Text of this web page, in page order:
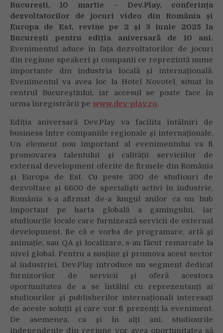
video
la
ediția
aniversară
a
Dev.Play
București, 10 martie – Dev.Play, conferința
dezvoltatorilor de jocuri video din România și
Europa de Est, revine pe 2 și 3 iunie 2025 la
București pentru ediția aniversară de 10 ani.
Evenimentul aduce în fața dezvoltatorilor de jocuri
din regiune speakeri și companii ce reprezintă nume
importante din industria locală și internațională.
Evenimentul va avea loc la Hotel Novotel, situat în
centrul Bucureștiului, iar accesul se poate face în
urma înregistrării pe www.dev-play.ro.
Ediția aniversară Dev.Play va facilita întâlniri de
business între companiile regionale și internaționale.
Un element nou important al evenimentului va fi
promovarea talentului și calității serviciilor de
external development oferite de firmele din România
și Europa de Est. Cu peste 200 de studiouri de
dezvoltare și 6600 de specialiști activi în industrie,
România s-a afirmat de-a lungul anilor ca un hub
important pe harta globală a gamingului, iar
studiourile locale care furnizează servicii de external
development, fie că e vorba de programare, artă și
animație, sau QA și localizare, s-au făcut remarcate la
nivel global. Pentru a susține și promova acest sector
al industriei, Dev.Play introduce un segment dedicat
furnizorilor de servicii și oferă acestora
oportunitatea de a se întâlni cu reprezentanți ai
studiourilor și publisherilor internaționali interesați
de aceste soluții și care vor fi prezenți la eveniment.
De asemenea, ca și în alți ani, studiourile
independente din regiune vor avea oportunitatea să